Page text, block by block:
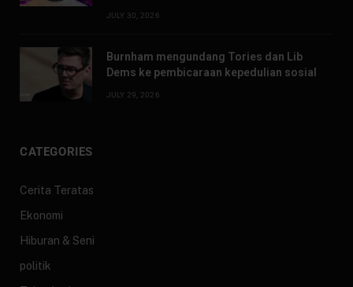
JULY 30, 2026
Burnham mengundang Tories dan Lib
Dems ke pembicaraan kepedulian sosial
JULY 29, 2026
CATEGORIES
Cerita Teratas
Ekonomi
Hiburan & Seni
politik